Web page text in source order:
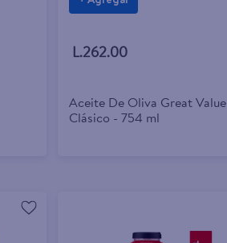
L.262.00
Aceite De Oliva Great Value
Clásico - 754 ml